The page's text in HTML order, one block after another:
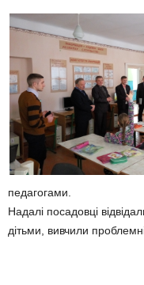
педагогами.
Надалі посадовці
дітьми, вивчили